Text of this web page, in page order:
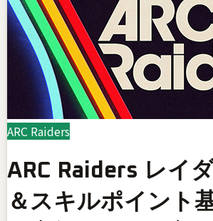
ARC Raiders
ARC Raiders レイ
＆スキルポイント